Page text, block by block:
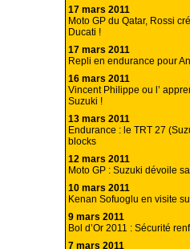
17 mars 2011
Moto GP du Qatar, Rossi
Ducati !
17 mars 2011
Repli en endurance pour
16 mars 2011
Vincent Philippe ou l’
Suzuki !
13 mars 2011
Endurance : le TRT 27
blocks
12 mars 2011
Moto GP : Suzuki dévoile
10 mars 2011
Kenan Sofuoglu en visite
9 mars 2011
Bol d’Or 2011 : Sécurité
7 mars 2011